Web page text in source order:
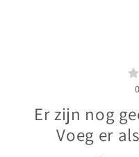
0
Er zijn nog
Voeg er